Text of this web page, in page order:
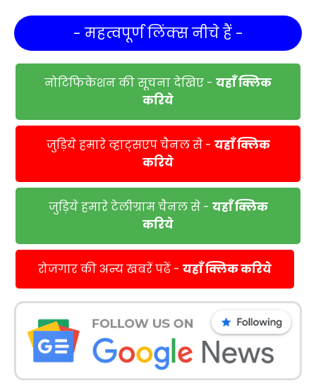
- महत्वपूर्ण लिंक्स नीचे हैं -
नोटिफिकेशन की सूचना देखिए - यहाँ क्लिक
करिये
जुड़िये हमारे व्हाट्सएप चैनल से - यहाँ क्लिक
करिये
जुड़िये हमारे टेलीग्राम चैनल से - यहाँ क्लिक
करिये
रोजगार की अन्य खबरें पढें - यहाँ क्लिक करिये